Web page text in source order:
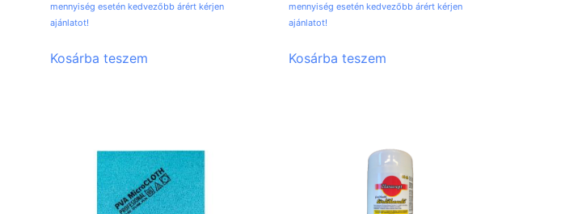
mennyiség esetén kedvezőbb árért kérjen
ajánlatot!
Kosárba teszem
mennyiség esetén kedvezőbb árért kérjen
ajánlatot!
Kosárba teszem